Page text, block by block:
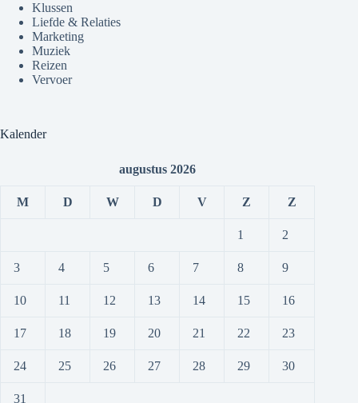
Klussen
Liefde & Relaties
Marketing
Muziek
Reizen
Vervoer
Kalender
augustus 2026
M D W D V Z Z
1 2
3 4 5 6 7 8 9
10 11 12 13 14 15 16
17 18 19 20 21 22 23
24 25 26 27 28 29 30
31